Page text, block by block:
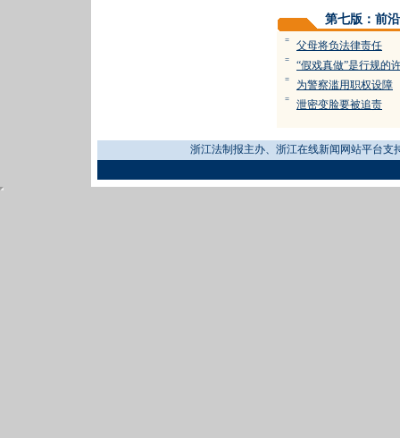
第七版：前沿
= 父母将负法律责任
= “假戏真做”是行规的
= 为警察滥用职权设障
= 泄密变脸要被追责
浙江法制报主办、浙江在线新闻网站平台